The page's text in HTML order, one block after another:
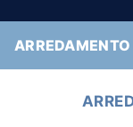
ARREDAMENTO